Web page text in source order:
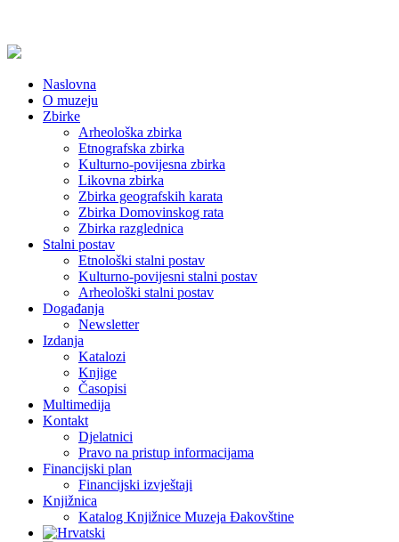
Naslovna
O muzeju
Zbirke
Arheološka zbirka
Etnografska zbirka
Kulturno-povijesna zbirka
Likovna zbirka
Zbirka geografskih karata
Zbirka Domovinskog rata
Zbirka razglednica
Stalni postav
Etnološki stalni postav
Kulturno-povijesni stalni postav
Arheološki stalni postav
Događanja
Newsletter
Izdanja
Katalozi
Knjige
Časopisi
Multimedija
Kontakt
Djelatnici
Pravo na pristup informacijama
Financijski plan
Financijski izvještaji
Knjižnica
Katalog Knjižnice Muzeja Đakovštine